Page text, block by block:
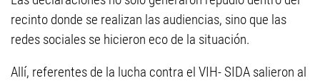
recinto donde se realizan las audiencias, sino que las
redes sociales se hicieron eco de la situación.
Allí, referentes de la lucha contra el VIH- SIDA salieron al